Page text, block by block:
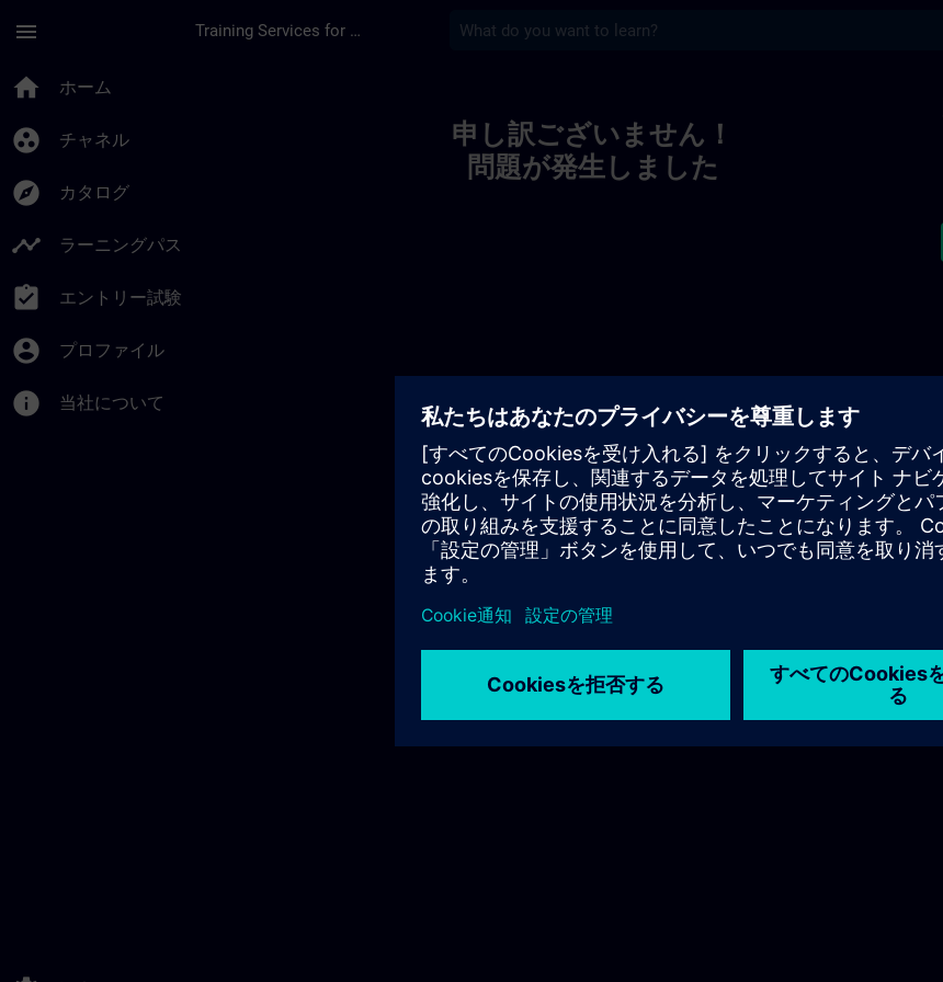
menu Training Services for Digital Industries
home ホーム
group_work チャネル
explore カタログ
timeline ラーニングパス
assignment_turned_in エントリー試験
account_circle プロファイル
info 当社について
申し訳ございません！
問題が発生しました